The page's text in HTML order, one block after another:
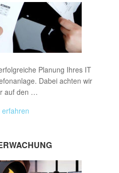
Planung Ihres IT
Dabei achten wir
auf den …
erfahren